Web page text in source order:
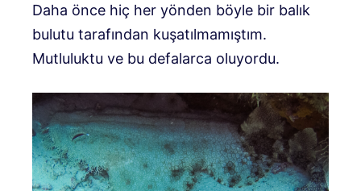
Daha önce hiç her yönden böyle bir balık
bulutu tarafından kuşatılmamıştım.
Mutluluktu ve bu defalarca oluyordu.